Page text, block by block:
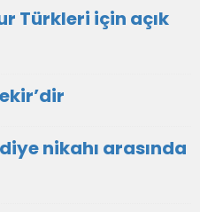
Türkleri için açık
nikahı arasında